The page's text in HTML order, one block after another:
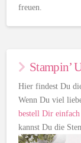
freuen.
Stampin’
Hier findest Du
Wenn Du viel
bestell Dir
kannst Du die